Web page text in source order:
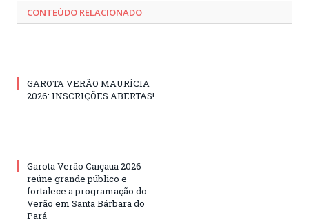
CONTEÚDO RELACIONADO
GAROTA VERÃO MAURÍCIA
2026: INSCRIÇÕES ABERTAS!
Garota Verão Caiçaua 2026
reúne grande público e
fortalece a programação do
Verão em Santa Bárbara do
Pará